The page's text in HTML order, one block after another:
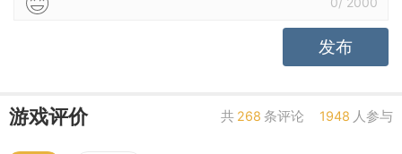
美时空投入巨资，联合当前热播电视剧开发的《武林
外传》Q版网游，首创“喜剧网游”模式，正是意欲通过
其领先技术为玩家营造一个集各种娱乐形式于一体的
——将休闲娱乐和网络游戏直接结合，必将开拓新一
发布
游戏评价 共 268 条评论 1948 人参与